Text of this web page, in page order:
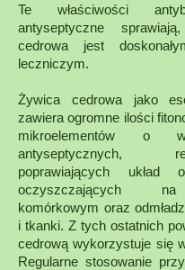
Te właściwości
antyseptyczne
cedrowa jest
leczniczym.
Żywica cedrowa jako
zawiera ogromne ilości
mikroelementów o
antyseptycznych,
poprawiających układ
oczyszczających
komórkowym oraz
i tkanki. Z tych ostatnich
cedrową wykorzystuje się
Regularne stosowanie